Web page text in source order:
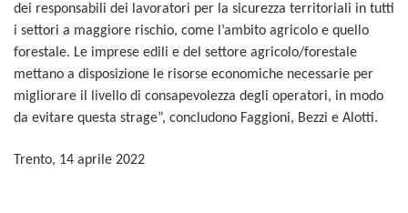
dei responsabili dei lavoratori per la sicurezza territoriali in tutti
i settori a maggiore rischio, come l’ambito agricolo e quello
forestale. Le imprese edili e del settore agricolo/forestale
mettano a disposizione le risorse economiche necessarie per
migliorare il livello di consapevolezza degli operatori, in modo
da evitare questa strage”, concludono Faggioni, Bezzi e Alotti.
Trento, 14 aprile 2022